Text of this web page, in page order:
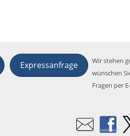
Expressanfrage
Wir stehen
wünschen
Fragen per